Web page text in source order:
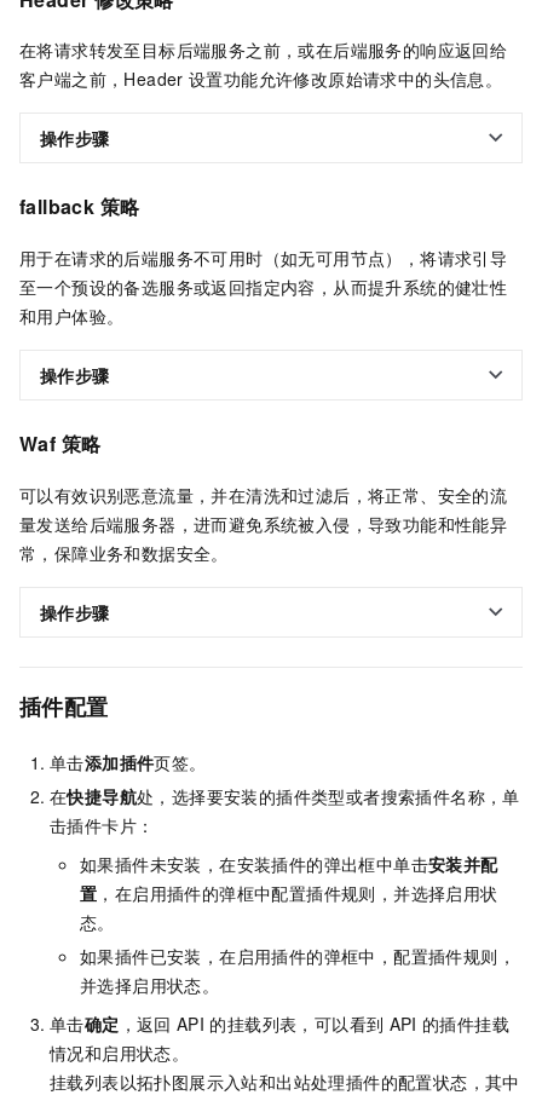
在将请求转发至目标后端服务之前，或在后端服务的响应返回给
客户端之前，Header 设置功能允许修改原始请求中的头信息。
操作步骤
fallback 策略
用于在请求的后端服务不可用时（如无可用节点），将请求引导
至一个预设的备选服务或返回指定内容，从而提升系统的健壮性
和用户体验。
操作步骤
Waf 策略
可以有效识别恶意流量，并在清洗和过滤后，将正常、安全的流
量发送给后端服务器，进而避免系统被入侵，导致功能和性能异
常，保障业务和数据安全。
操作步骤
插件配置
单击添加插件页签。
在快捷导航处，选择要安装的插件类型或者搜索插件名称，单
击插件卡片：
如果插件未安装，在安装插件的弹出框中单击安装并配
置 ，在启用插件的弹框中配置插件规则，并选择启用状
态。
如果插件已安装，在启用插件的弹框中，配置插件规则，
并选择启用状态。
单击确定 ，返回 API 的挂载列表，可以看到 API 的插件挂载
情况和启用状态。
挂载列表以拓扑图展示入站和出站处理插件的配置状态，其中